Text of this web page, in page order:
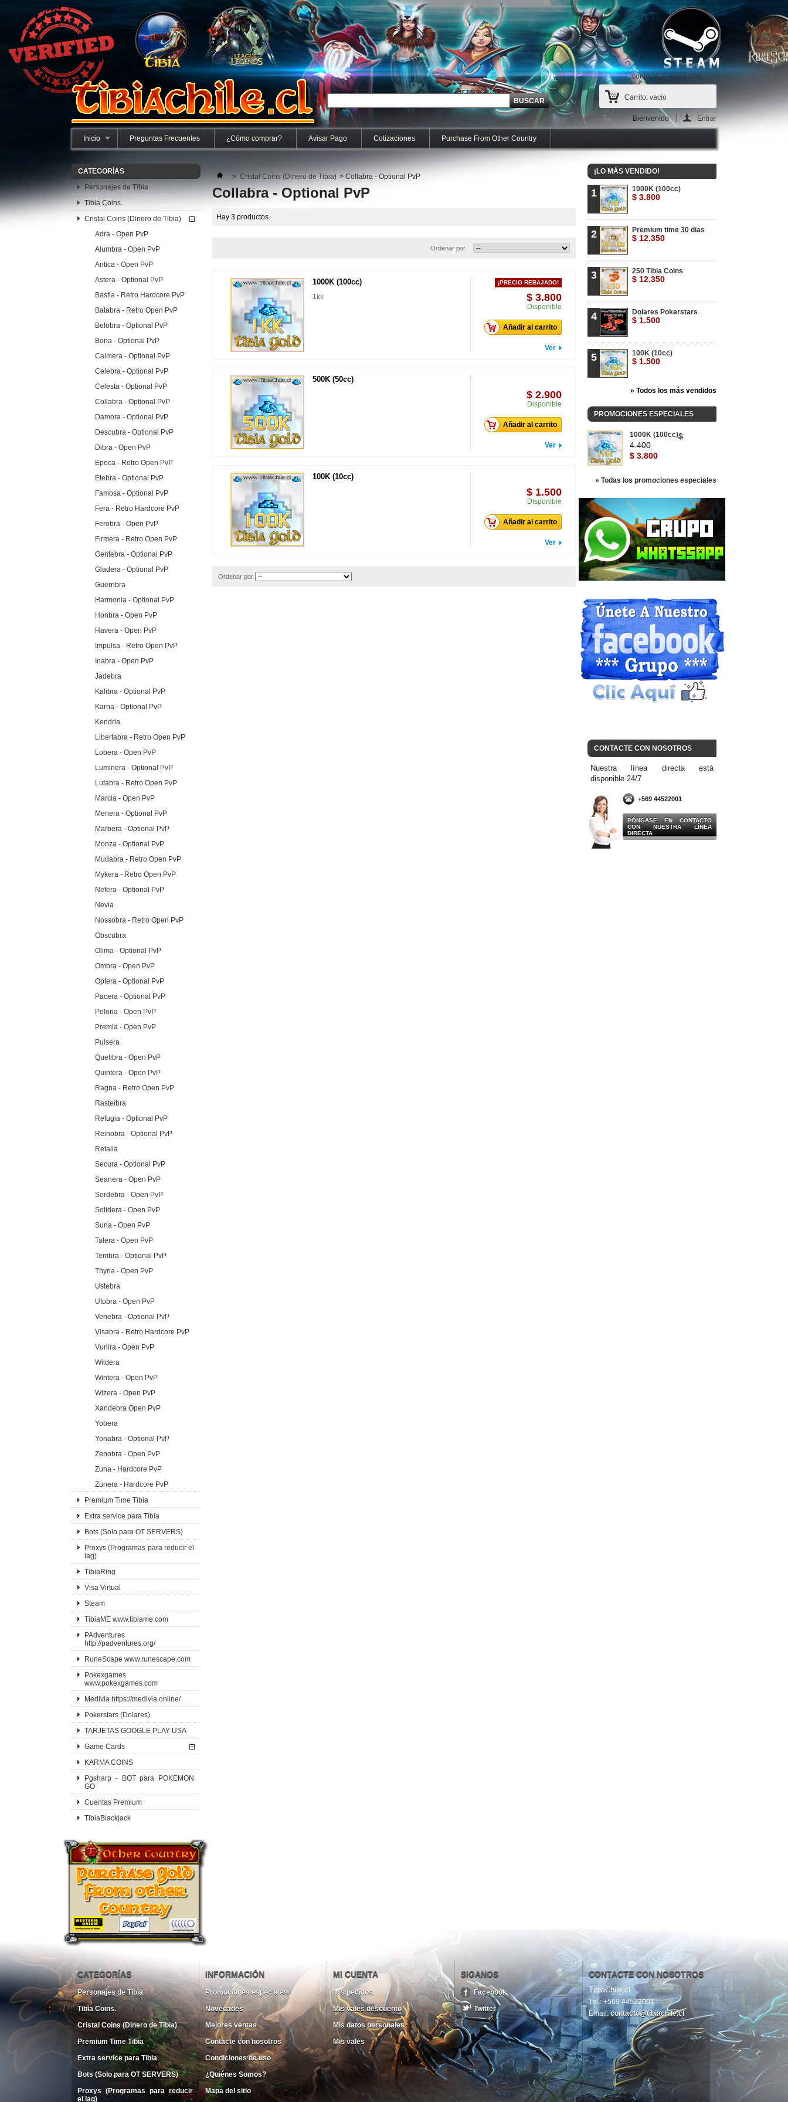
contacto mapa sitio
Carrito: vacío
Bienvenido Entrar
Inicio Preguntas Frecuentes ¿Cómo comprar? Avisar Pago Cotizaciones Purchase From Other Country
CATEGORÍAS
Personajes de Tibia
Tibia Coins.
Cristal Coins (Dinero de Tibia)
Adra - Open PvP
Alumbra - Open PvP
Antica - Open PvP
Astera - Optional PvP
Bastia - Retro Hardcore PvP
Batabra - Retro Open PvP
Belobra - Optional PvP
Bona - Optional PvP
Calmera - Optional PvP
Celebra - Optional PvP
Celesta - Optional PvP
Collabra - Optional PvP
Damora - Optional PvP
Descubra - Optional PvP
Dibra - Open PvP
Epoca - Retro Open PvP
Etebra - Optional PvP
Famosa - Optional PvP
Fera - Retro Hardcore PvP
Ferobra - Open PvP
Firmera - Retro Open PvP
Gentebra - Optional PvP
Gladera - Optional PvP
Guerribra
Harmonia - Optional PvP
Honbra - Open PvP
Havera - Open PvP
Impulsa - Retro Open PvP
Inabra - Open PvP
Jadebra
Kalibra - Optional PvP
Karna - Optional PvP
Kendria
Libertabra - Retro Open PvP
Lobera - Open PvP
Luminera - Optional PvP
Lutabra - Retro Open PvP
Marcia - Open PvP
Menera - Optional PvP
Marbera - Optional PvP
Monza - Optional PvP
Mudabra - Retro Open PvP
Mykera - Retro Open PvP
Nefera - Optional PvP
Nevia
Nossobra - Retro Open PvP
Obscubra
Olima - Optional PvP
Ombra - Open PvP
Optera - Optional PvP
Pacera - Optional PvP
Peloria - Open PvP
Premia - Open PvP
Pulsera
Quelibra - Open PvP
Quintera - Open PvP
Ragna - Retro Open PvP
Rasteibra
Refugia - Optional PvP
Reinobra - Optional PvP
Retalia
Secura - Optional PvP
Seanera - Open PvP
Serdebra - Open PvP
Solidera - Open PvP
Suna - Open PvP
Talera - Open PvP
Tembra - Optional PvP
Thyria - Open PvP
Ustebra
Utobra - Open PvP
Venebra - Optional PvP
Visabra - Retro Hardcore PvP
Vunira - Open PvP
Wildera
Wintera - Open PvP
Wizera - Open PvP
Xandebra Open PvP
Yobera
Yonabra - Optional PvP
Zenobra - Open PvP
Zuna - Hardcore PvP
Zunera - Hardcore PvP
Premium Time Tibia
Extra service para Tibia
Bots (Solo para OT SERVERS)
Proxys (Programas para reducir el
lag)
TibiaRing
Visa Virtual
Steam
TibiaME www.tibiame.com
PAdventures
http://padventures.org/
RuneScape www.runescape.com
Pokexgames
www.pokexgames.com
Medivia https://medivia.online/
Pokerstars (Dolares)
TARJETAS GOOGLE PLAY USA
Game Cards
KARMA COINS
Pgsharp - BOT para POKEMON
GO
Cuentas Premium
TibiaBlackjack
> Cristal Coins (Dinero de Tibia) > Collabra - Optional PvP
Collabra - Optional PvP
Hay 3 productos.
Ordenar por
1000K (100cc)
1kk
¡PRECIO REBAJADO!
$ 3.800
Disponible
Añadir al carrito
Ver
500K (50cc)
$ 2.900
Disponible
Añadir al carrito
Ver
100K (10cc)
$ 1.500
Disponible
Añadir al carrito
Ver
Ordenar por
¡LO MÁS VENDIDO!
1 1000K (100cc)
$ 3.800
2 Premium time 30 dias
$ 12.350
3 250 Tibia Coins
$ 12.350
4 Dolares Pokerstars
$ 1.500
5 100K (10cc)
$ 1.500
» Todos los más vendidos
PROMOCIONES ESPECIALES
1000K (100cc)$
4.400
$ 3.800
» Todas los promociones especiales
CONTACTE CON NOSOTROS
Nuestra línea directa está
disponible 24/7
+569 44522001
PÓNGASE EN CONTACTO
CON NUESTRA LÍNEA
DIRECTA
CATEGORÍAS
Personajes de Tibia
Tibia Coins.
Cristal Coins (Dinero de Tibia)
Premium Time Tibia
Extra service para Tibia
Bots (Solo para OT SERVERS)
Proxys (Programas para reducir
el lag)
INFORMACIÓN
Promociones especiales
Novedades
Mejores ventas
Contacte con nosotros
Condiciones de uso
¿Quiénes Somos?
Mapa del sitio
MI CUENTA
Mis pedidos
Mis vales descuento
Mis datos personales
Mis vales
SIGANOS
Facebook
Twitter
CONTACTE CON NOSOTROS
TibiaChile.cl
Tel.: +569 44522001
Email:contacto@tibiachile.cl